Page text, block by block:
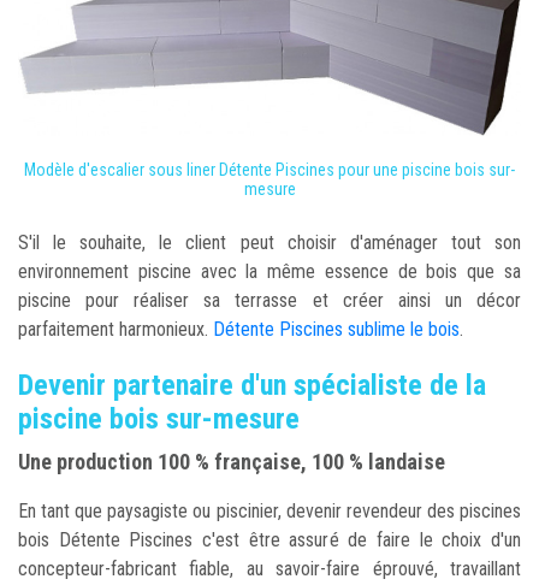
Modèle d'escalier sous liner Détente Piscines pour une piscine bois sur-
mesure
S'il le souhaite, le client peut choisir d'aménager tout son
environnement piscine avec la même essence de bois que sa
piscine pour réaliser sa terrasse et créer ainsi un décor
parfaitement harmonieux. Détente Piscines sublime le bois.
Devenir partenaire d'un spécialiste de la
piscine bois sur-mesure
Une production 100 % française, 100 % landaise
En tant que paysagiste ou piscinier, devenir revendeur des piscines
bois Détente Piscines c'est être assuré de faire le choix d'un
concepteur-fabricant fiable, au savoir-faire éprouvé, travaillant